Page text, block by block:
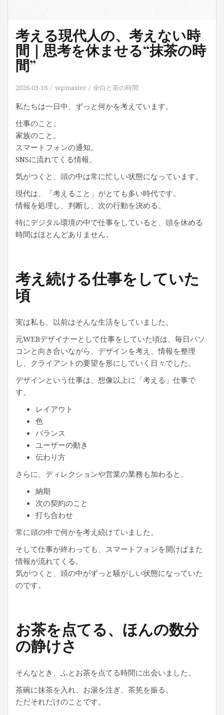
考える現代人の、考えない時
間｜思考を休ませる“抹茶の時
間”
2026-03-16 wpmaster 余白と茶の時間
私たちは一日中、ずっと何かを考えています。
仕事のこと。
家族のこと。
スマートフォンの通知。
SNSに流れてくる情報。
気がつくと、頭の中は常に忙しい状態になっています。
現代は、「考えること」がとても多い時代です。
情報を処理し、判断し、次の行動を決める。
特にデジタル環境の中で仕事をしていると、頭を休める
時間はほとんどありません。
考え続ける仕事をしていた
頃
実は私も、以前はそんな生活をしていました。
元WEBデザイナーとして仕事をしていた頃は、毎日パソ
コンと向き合いながら、デザインを考え、情報を整理
し、クライアントの要望を形にしていく日々でした。
デザインという仕事は、想像以上に「考える」仕事で
す。
レイアウト
色
バランス
ユーザーの動き
伝わり方
さらに、ディレクションや営業の業務も加わると、
納期
次の契約のこと
打ち合わせ
常に頭の中で何かを考え続けていました。
そして仕事が終わっても、スマートフォンを開けばまた
情報が流れてくる。
気がつくと、頭の中がずっと騒がしい状態になっていた
のです。
お茶を点てる、ほんの数分
の静けさ
そんなとき、ふとお茶を点てる時間に出会いました。
茶碗に抹茶を入れ、お湯を注ぎ、茶筅を振る。
ただそれだけのことです。